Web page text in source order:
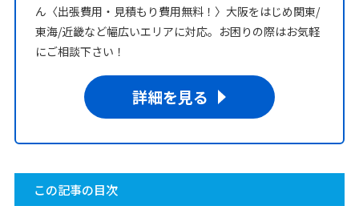
ん〈出張費用・見積もり費用無料！〉大阪をはじめ関東/
東海/近畿など幅広いエリアに対応。お困りの際はお気軽
にご相談下さい！
詳細を見る
この記事の目次